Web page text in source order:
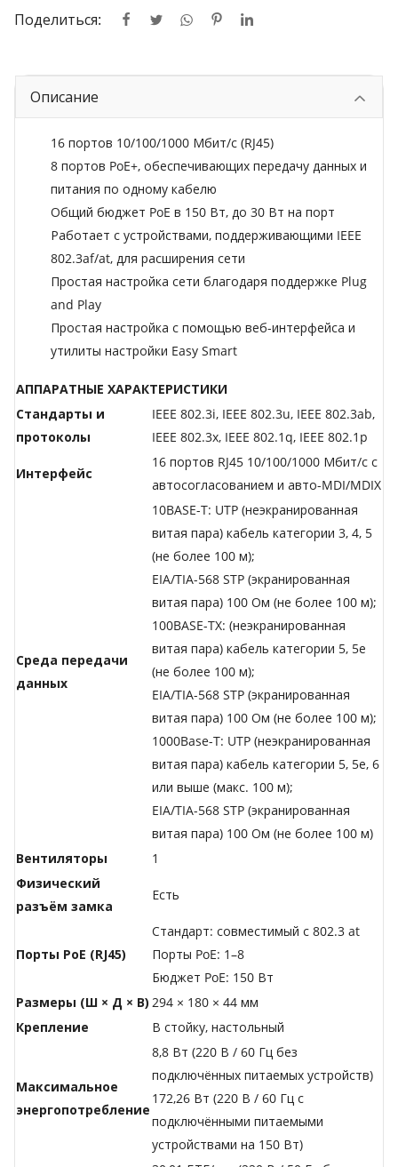
Поделиться:
Описание
16 портов 10/100/1000 Мбит/с (RJ45)
8 портов PoE+, обеспечивающих передачу данных и
питания по одному кабелю
Общий бюджет PoE в 150 Вт, до 30 Вт на порт
Работает с устройствами, поддерживающими IEEE
802.3af/at, для расширения сети
Простая настройка сети благодаря поддержке Plug
and Play
Простая настройка с помощью веб-интерфейса и
утилиты настройки Easy Smart
АППАРАТНЫЕ ХАРАКТЕРИСТИКИ
Стандарты и
протоколы
IEEE 802.3i, IEEE 802.3u, IEEE 802.3ab,
IEEE 802.3x, IEEE 802.1q, IEEE 802.1p
Интерфейс
16 портов RJ45 10/100/1000 Мбит/с с
автосогласованием и авто-MDI/MDIX
Среда передачи
данных
10BASE-T: UTP (неэкранированная
витая пара) кабель категории 3, 4, 5
(не более 100 м);
EIA/TIA-568 STP (экранированная
витая пара) 100 Ом (не более 100 м);
100BASE-TX: (неэкранированная
витая пара) кабель категории 5, 5е
(не более 100 м);
EIA/TIA-568 STP (экранированная
витая пара) 100 Ом (не более 100 м);
1000Base-T: UTP (неэкранированная
витая пара) кабель категории 5, 5е, 6
или выше (макс. 100 м);
EIA/TIA-568 STP (экранированная
витая пара) 100 Ом (не более 100 м)
Вентиляторы
1
Физический
разъём замка
Есть
Порты PoE (RJ45)
Стандарт: совместимый с 802.3 at
Порты PoE: 1–8
Бюджет PoE: 150 Вт
Размеры (Ш × Д × В) 294 × 180 × 44 мм
Крепление
В стойку, настольный
Максимальное
энергопотребление
8,8 Вт (220 В / 60 Гц без
подключённых питаемых устройств)
172,26 Вт (220 В / 60 Гц с
подключёнными питаемыми
устройствами на 150 Вт)